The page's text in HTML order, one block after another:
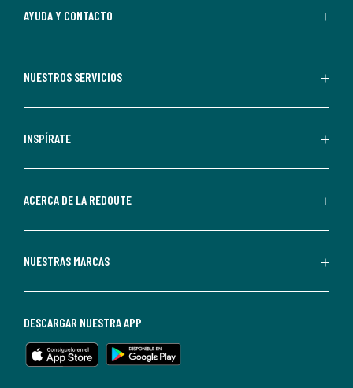
aceptas
comerciales
personalizadas
parte
Redoute.
de
en
cualquier
AYUDA Y CONTACTO
NUESTROS SERVICIOS
INSPÍRATE
ACERCA DE LA REDOUTE
NUESTRAS MARCAS
DESCARGAR NUESTRA APP